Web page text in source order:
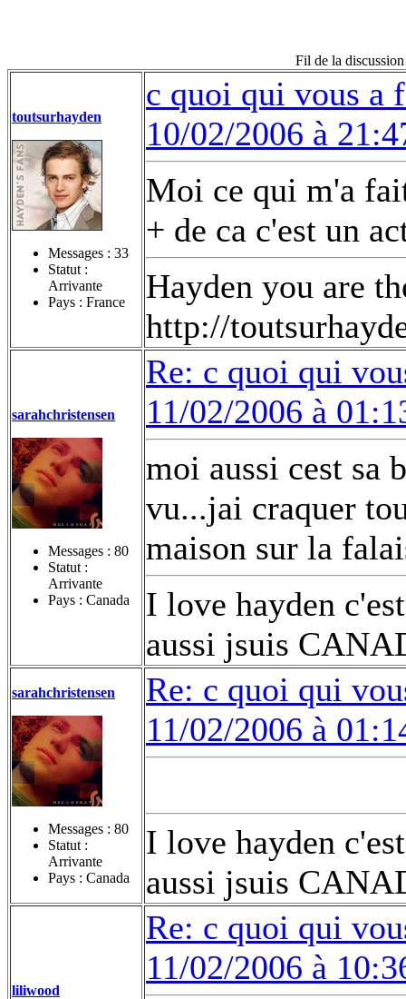
Fil de la
toutsurhayden
Messages : 33
Statut :
Arrivante
Pays : France
c quoi qui vous a
10/02/2006 à
Moi ce qui m'a
+ de ca c'est un
Hayden you are
http://
sarahchristensen
Messages : 80
Statut :
Arrivante
Pays : Canada
Re: c quoi qui
11/02/2006 à
moi aussi cest sa
vu...jai craquer
maison sur la
I love hayden
aussi jsuis
sarahchristensen
Messages : 80
Statut :
Arrivante
Pays : Canada
Re: c quoi qui
11/02/2006 à
I love hayden
aussi jsuis
liliwood
Re: c quoi qui
11/02/2006 à